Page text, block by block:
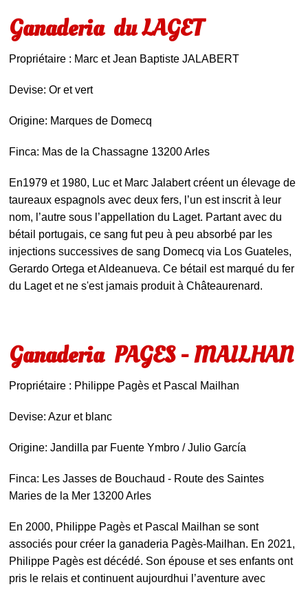
Ganaderia du LAGET
Propriétaire : Marc et Jean Baptiste JALABERT
Devise: Or et vert
Origine: Marques de Domecq
Finca: Mas de la Chassagne 13200 Arles
En1979 et 1980, Luc et Marc Jalabert créent un élevage de
taureaux espagnols avec deux fers, l’un est inscrit à leur
nom, l’autre sous l’appellation du Laget. Partant avec du
bétail portugais, ce sang fut peu à peu absorbé par les
injections successives de sang Domecq via Los Guateles,
Gerardo Ortega et Aldeanueva. Ce bétail est marqué du fer
du Laget et ne s'est jamais produit à Châteaurenard.
Ganaderia PAGES - MAILHAN
Propriétaire : Philippe Pagès et Pascal Mailhan
Devise: Azur et blanc
Origine: Jandilla par Fuente Ymbro / Julio García
Finca: Les Jasses de Bouchaud - Route des Saintes
Maries de la Mer 13200 Arles
En 2000, Philippe Pagès et Pascal Mailhan se sont
associés pour créer la ganaderia Pagès-Mailhan. En 2021,
Philippe Pagès est décédé. Son épouse et ses enfants ont
pris le relais et continuent aujourdhui l’aventure avec